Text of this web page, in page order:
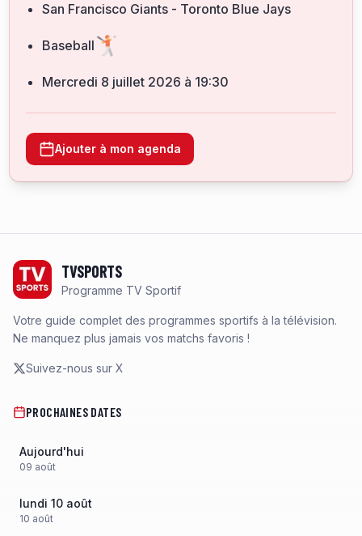
San Francisco Giants - Toronto Blue Jays
Baseball
mercredi 8 juillet 2026 à 19:30
Ajouter à mon agenda
TVSPORTS
Programme TV Sportif
Votre guide complet des programmes sportifs à la télévision.
Ne manquez plus jamais vos matchs favoris !
Suivez-nous sur X
PROCHAINES DATES
Aujourd'hui
09 août
lundi 10 août
10 août